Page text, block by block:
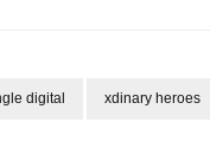
digital xdinary heroes